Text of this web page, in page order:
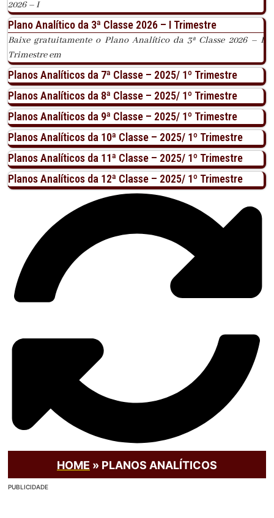
2026 – I
Plano Analítico da 3ª Classe 2026 – I Trimestre
Baixe gratuitamente o Plano Analítico da 3ª Classe 2026 – I
Trimestre em
Planos Analíticos da 7ª Classe – 2025/ 1º Trimestre
Planos Analíticos da 8ª Classe – 2025/ 1º Trimestre
Planos Analíticos da 9ª Classe – 2025/ 1º Trimestre
Planos Analíticos da 10ª Classe – 2025/ 1º Trimestre
Planos Analíticos da 11ª Classe – 2025/ 1º Trimestre
Planos Analíticos da 12ª Classe – 2025/ 1º Trimestre
HOME » PLANOS ANALÍTICOS
PUBLICIDADE